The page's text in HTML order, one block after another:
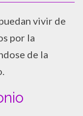
vivir de
por la
de la